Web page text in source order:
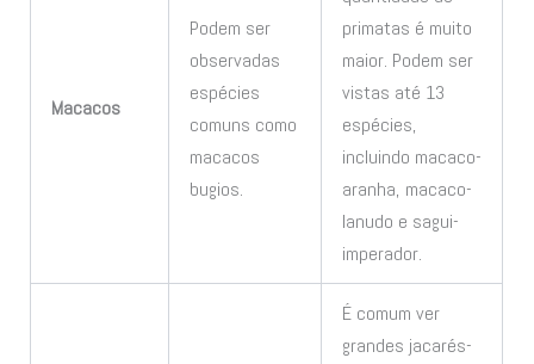
Macacos
Podem ser
observadas
espécies
comuns como
macacos
bugios.
primatas é muito
maior. Podem ser
vistas até 13
espécies,
incluindo macaco-
aranha, macaco-
lanudo e sagui-
imperador.
É comum ver
grandes jacarés-